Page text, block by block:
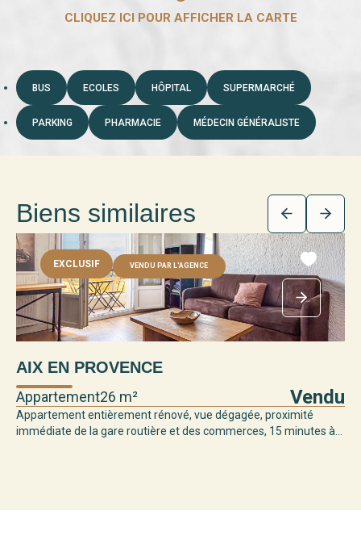
BUS ECOLES HÔPITAL SUPERMARCHÉ
PARKING PHARMACIE MÉDECIN GÉNÉRALISTE
Biens similaires
EXCLUSIF VENDU PAR L'AGENCE
AIX EN PROVENCE
Appartement26 m² Vendu
Appartement entièrement rénové, vue dégagée, proximité
immédiate de la gare routière et des commerces, 15 minutes à...